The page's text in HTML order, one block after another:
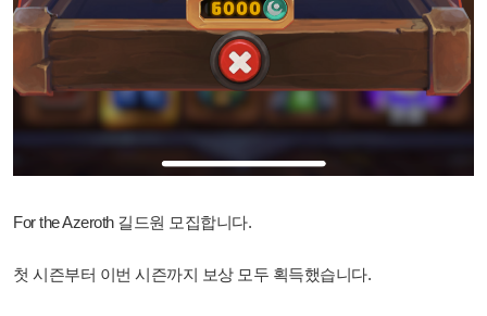
For the Azeroth 길드원 모집합니다.
첫 시즌부터 이번 시즌까지 보상 모두 획득했습니다.